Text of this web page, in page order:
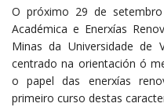
O próximo 29 de
Académica e Enerxías
Minas da Universidade de
centrado na orientación ó
o papel das enerxías
primeiro curso destas